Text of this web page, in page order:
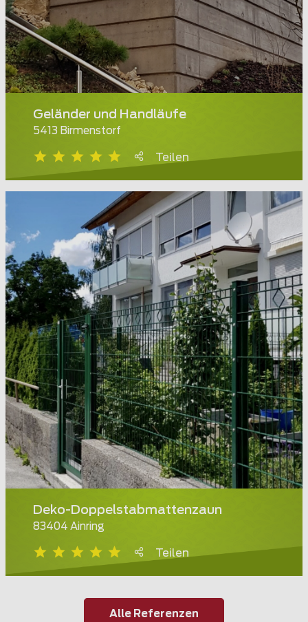
Geländer und Handläufe
5413 Birmenstorf
Teilen
Deko-Doppelstabmattenzaun
83404 Ainring
Teilen
Alle Referenzen